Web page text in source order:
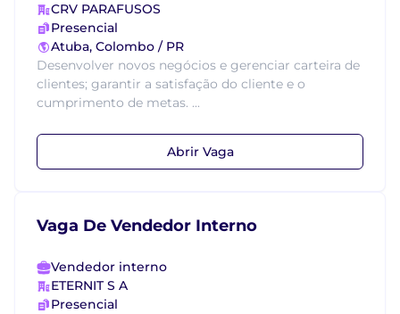
CRV PARAFUSOS
Presencial
Atuba, Colombo / PR
Desenvolver novos negócios e gerenciar carteira de
clientes; garantir a satisfação do cliente e o
cumprimento de metas. ...
Abrir Vaga
Vaga De Vendedor Interno
Vendedor interno
ETERNIT S A
Presencial